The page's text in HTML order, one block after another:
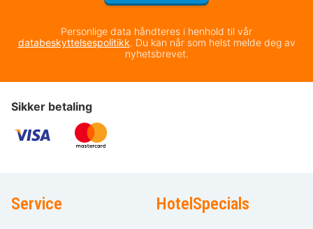
Personlige data håndteres i henhold til vår
databeskyttelsespolitikk. Du kan når som helst melde deg av
nyhetsbrevet.
Sikker betaling
Service HotelSpecials